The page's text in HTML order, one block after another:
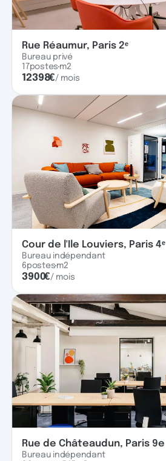
Rue Réaumur, Paris 2ᵉ
Bureau privé
17postes m2
12398€/ mois
Cour de l'Ile Louviers, Paris 4ᵉ
Bureau indépendant
6postesm2
3900€/ mois
Rue de Châteaudun, Paris 9e
Bureau indépendant